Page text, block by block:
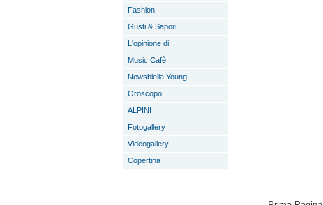
Fashion
Gusti & Sapori
L'opinione di...
Music Cafè
Newsbiella Young
Oroscopo
ALPINI
Fotogallery
Videogallery
Copertina